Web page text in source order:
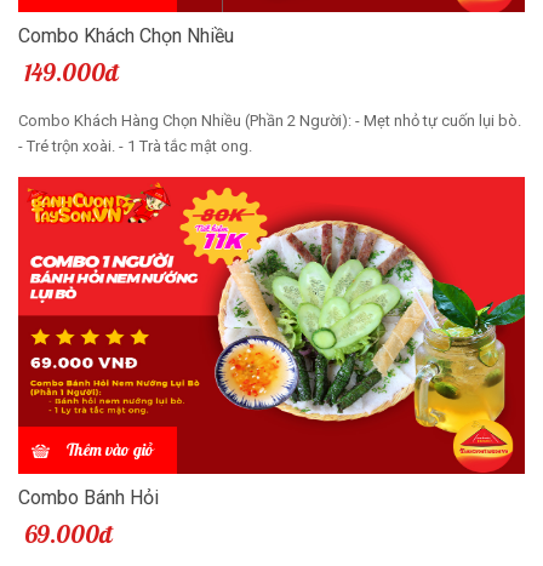
Combo Khách Chọn Nhiều
149.000đ
Combo Khách Hàng Chọn Nhiều (Phần 2 Người): - Mẹt nhỏ tự cuốn lụi bò.
- Tré trộn xoài. - 1 Trà tắc mật ong.
Thêm vào giỏ
Combo Bánh Hỏi
69.000đ